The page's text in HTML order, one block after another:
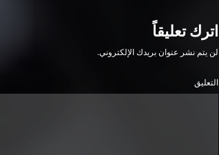
اترك تعليقاً
لن يتم نشر عنوان بريدك الإلكتروني.
التعليق